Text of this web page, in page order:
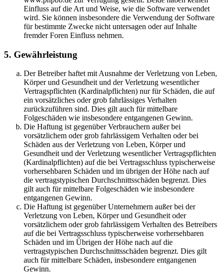
Einfluss auf die Art und Weise, wie die Software verwendet
wird. Sie können insbesondere die Verwendung der Software
für bestimmte Zwecke nicht untersagen oder auf Inhalte
fremder Foren Einfluss nehmen.
5. Gewährleistung
Der Betreiber haftet mit Ausnahme der Verletzung von Leben,
Körper und Gesundheit und der Verletzung wesentlicher
Vertragspflichten (Kardinalpflichten) nur für Schäden, die auf
ein vorsätzliches oder grob fahrlässiges Verhalten
zurückzuführen sind. Dies gilt auch für mittelbare
Folgeschäden wie insbesondere entgangenen Gewinn.
Die Haftung ist gegenüber Verbrauchern außer bei
vorsätzlichem oder grob fahrlässigem Verhalten oder bei
Schäden aus der Verletzung von Leben, Körper und
Gesundheit und der Verletzung wesentlicher Vertragspflichten
(Kardinalpflichten) auf die bei Vertragsschluss typischerweise
vorhersehbaren Schäden und im übrigen der Höhe nach auf
die vertragstypischen Durchschnittsschäden begrenzt. Dies
gilt auch für mittelbare Folgeschäden wie insbesondere
entgangenen Gewinn.
Die Haftung ist gegenüber Unternehmern außer bei der
Verletzung von Leben, Körper und Gesundheit oder
vorsätzlichem oder grob fahrlässigem Verhalten des Betreibers
auf die bei Vertragsschluss typischerweise vorhersehbaren
Schäden und im Übrigen der Höhe nach auf die
vertragstypischen Durchschnittsschäden begrenzt. Dies gilt
auch für mittelbare Schäden, insbesondere entgangenen
Gewinn.